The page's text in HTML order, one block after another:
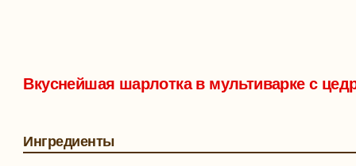
Вкуснейшая шарлотка в мультиварке с
Ингредиенты